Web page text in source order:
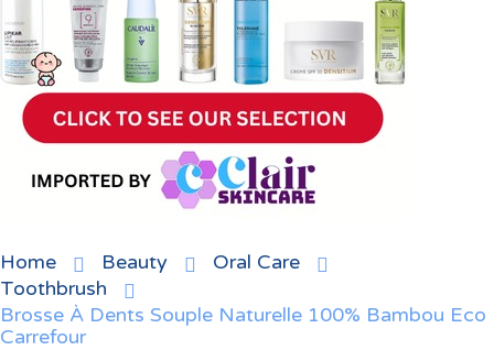
Home Beauty
Oral Care
Toothbrush
Brosse À Dents Souple Naturelle 100% Bambou Eco
Carrefour